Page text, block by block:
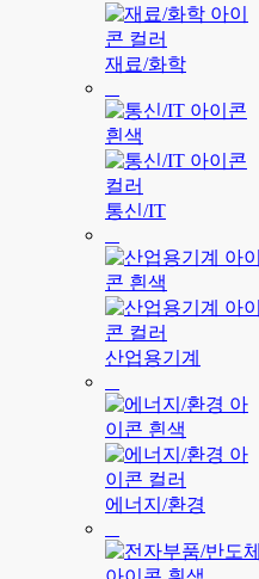
재료/화학
통신/IT
산업용기계
에너지/환경